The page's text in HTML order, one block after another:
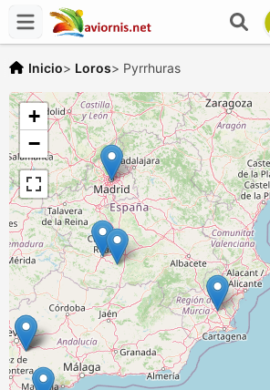
Inicio> Loros> Pyrrhuras
+
−